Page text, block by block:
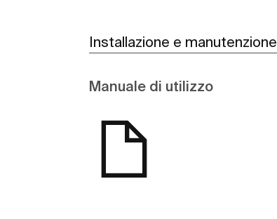
Installazione e manutenzione
Manuale di utilizzo